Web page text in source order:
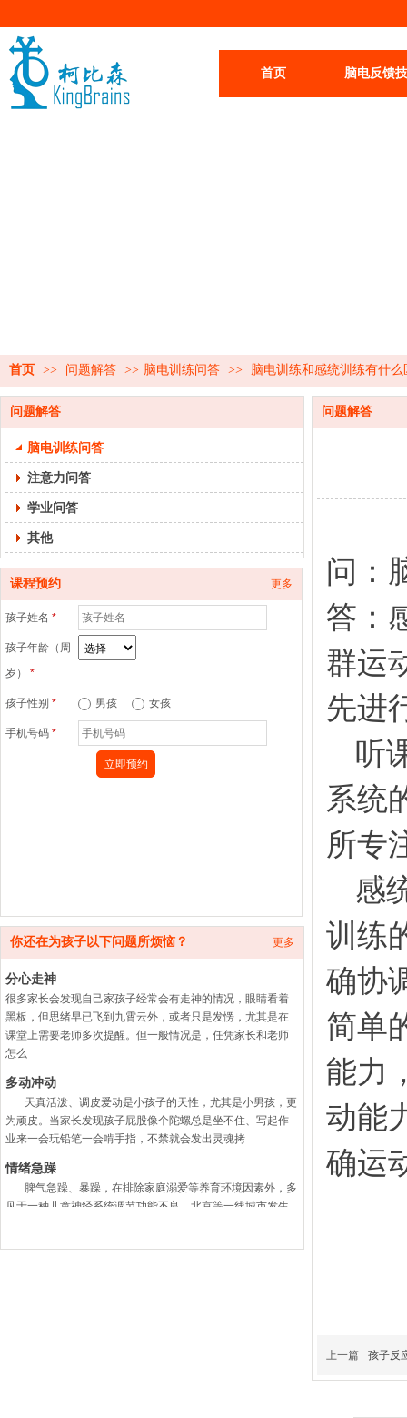
首页 脑电反馈
首页 >> 问题解答 >> 脑电训练问答 >> 脑电训练和感统训练有什么
问题解答
脑电训练问答
注意力问答
学业问答
其他
课程预约 更多
孩子姓名 *
孩子年龄（周
岁） *
孩子性别 * 男孩 女孩
手机号码 *
你还在为孩子以下问题所烦恼？ 更多
分心走神
很多家长会发现自己家孩子经常会有走神的情况，眼睛看着
黑板，但思绪早已飞到九霄云外，或者只是发愣，尤其是在
课堂上需要老师多次提醒。但一般情况是，任凭家长和老师
怎么
多动冲动
天真活泼、调皮爱动是小孩子的天性，尤其是小男孩，更
为顽皮。当家长发现孩子屁股像个陀螺总是坐不住、写起作
业来一会玩铅笔一会啃手指，不禁就会发出灵魂拷
情绪急躁
脾气急躁、暴躁，在排除家庭溺爱等养育环境因素外，多
见于一种儿童神经系统调节功能不良，北京等一线城市发生
自控力差
问题解答
问：
答：
群运
先进
听
系统
所专
感
训练
确协
简单
能力
动能
确运
上一篇 孩子反